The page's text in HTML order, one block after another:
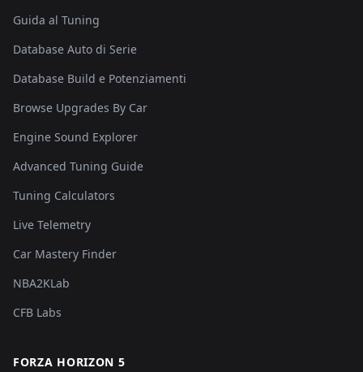
Guida al Tuning
Database Auto di Serie
Database Build e Potenziamenti
Browse Upgrades By Car
Engine Sound Explorer
Advanced Tuning Guide
Tuning Calculators
Live Telemetry
Car Mastery Finder
NBA2KLab
CFB Labs
FORZA HORIZON 5